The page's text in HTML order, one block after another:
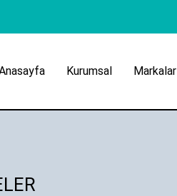
Kurumsal Markalar